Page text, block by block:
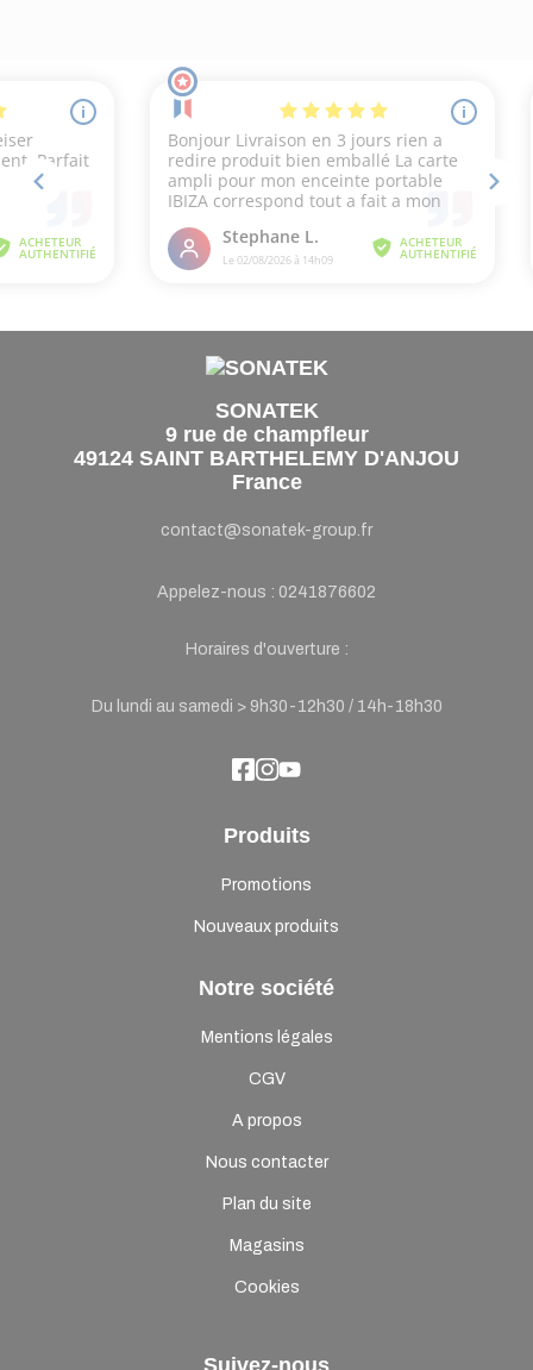
SONATEK
9 rue de champfleur
49124 SAINT BARTHELEMY D'ANJOU
France
contact@sonatek-group.fr
Appelez-nous : 0241876602
Horaires d'ouverture :
Du lundi au samedi > 9h30-12h30 / 14h-18h30
Produits
Promotions
Nouveaux produits
Notre société
Mentions légales
CGV
A propos
Nous contacter
Plan du site
Magasins
Cookies